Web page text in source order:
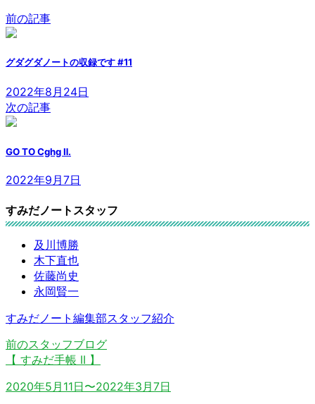
前の記事
グダグダノートの収録です #11
2022年8月24日
次の記事
GO TO Cghg Ⅱ.
2022年9月7日
すみだノートスタッフ
及川博勝
木下直也
佐藤尚史
永岡賢一
すみだノート編集部スタッフ紹介
前のスタッフブログ
【 すみだ手帳 II 】
2020年5月11日〜2022年3月7日